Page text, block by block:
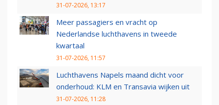
31-07-2026, 13:17
Meer passagiers en vracht op
Nederlandse luchthavens in tweede
kwartaal
31-07-2026, 11:57
Luchthavens Napels maand dicht voor
onderhoud: KLM en Transavia wijken uit
31-07-2026, 11:28